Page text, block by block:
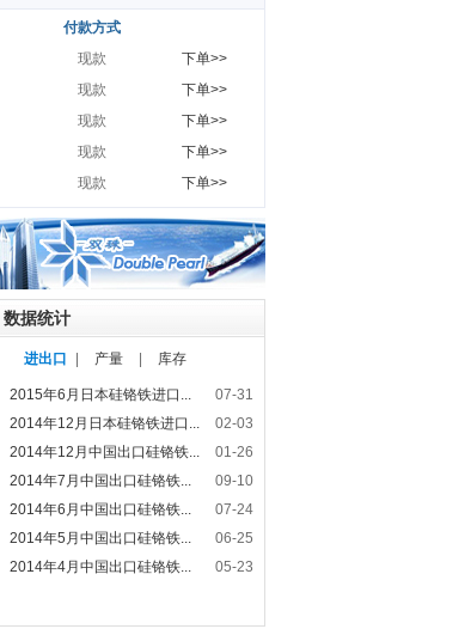
付款方式
现款
下单>>
现款
下单>>
现款
下单>>
现款
下单>>
现款 下单>>
数据统计
进出口 产量 库存
2015年6月日本硅铬铁进口...
07-31
2014年12月日本硅铬铁进口...
02-03
2014年12月中国出口硅铬铁...
01-26
2014年7月中国出口硅铬铁...
09-10
2014年6月中国出口硅铬铁...
07-24
2014年5月中国出口硅铬铁...
06-25
2014年4月中国出口硅铬铁... 05-23